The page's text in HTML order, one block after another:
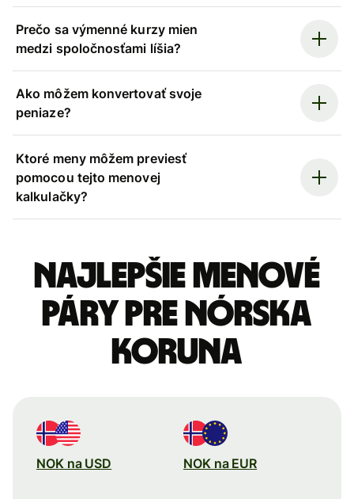
Prečo sa výmenné kurzy mien
medzi spoločnosťami líšia?
Ako môžem konvertovať svoje
peniaze?
Ktoré meny môžem previesť
pomocou tejto menovej
kalkulačky?
Najlepšie menové
páry pre Nórska
koruna
NOK na USD NOK na EUR